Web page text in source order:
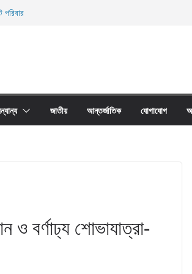
পরিবার
জাতীয় আন্তর্জাতিক যোগাযোগ
ও বর্ণাঢ্য শোভাযাত্রা-